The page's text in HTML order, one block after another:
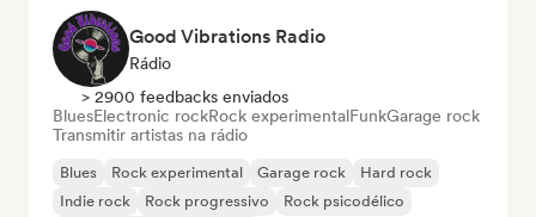
Good Vibrations Radio
Rádio
> 2900 feedbacks enviados
BluesElectronic rockRock experimentalFunkGarage rock
Transmitir artistas na rádio
Blues Rock experimental Garage rock
Hard rock
Indie rock
Rock progressivo
Rock psicodélico